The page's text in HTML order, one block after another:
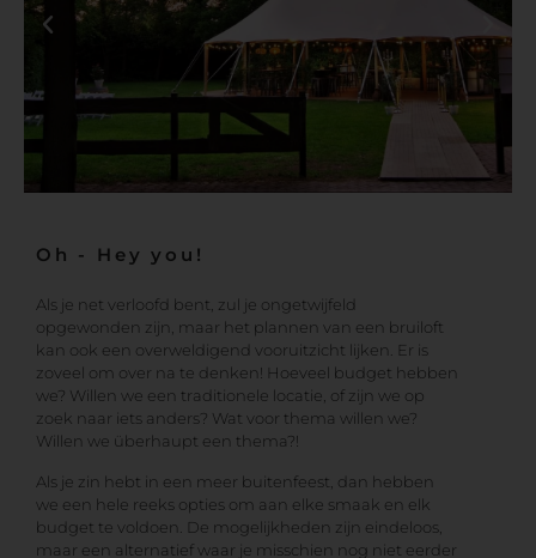
Oh - Hey you!
Als je net verloofd bent, zul je ongetwijfeld
opgewonden zijn, maar het plannen van een bruiloft
kan ook een overweldigend vooruitzicht lijken. Er is
zoveel om over na te denken! Hoeveel budget hebben
we? Willen we een traditionele locatie, of zijn we op
zoek naar iets anders? Wat voor thema willen we?
Willen we überhaupt een thema?!
Als je zin hebt in een meer buitenfeest, dan hebben
we een hele reeks opties om aan elke smaak en elk
budget te voldoen. De mogelijkheden zijn eindeloos,
maar een alternatief waar je misschien nog niet eerder